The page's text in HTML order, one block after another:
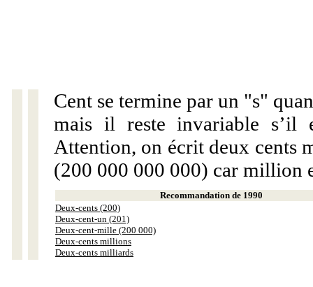
Cent se termine par un "s"
mais il reste invariable s’il
Attention, on écrit deux cents
(200 000 000 000) car million
Recommandation de 1990
Deux-cents (200)
Deux-cent-un (201)
Deux-cent-mille (200 000)
Deux-cents millions
Deux-cents milliards